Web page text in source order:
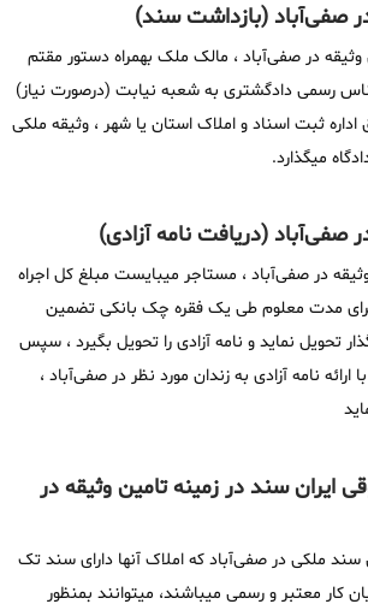
وثیقه در صفی‌آباد ، مالک ملک بهمراه دستور مقتم
رسمی دادگشتری به شعبه نیابت (درصورت نیاز)
ثبت اسناد و املاک استان یا شهر ، وثیقه ملکی
میگذارد.
وثیقه در صفی‌آباد ، مستاجر میبایست مبلغ کل اجراه
برای مدت معلوم طی یک فقره چک بانکی تضمین
تحویل نماید و نامه آزادی را تحویل بگیرد ، سپس
ارائه نامه آزادی به زندان مورد نظر در صفی‌آباد ،
ایران سند در زمینه تامین وثیقه در
سند ملکی در صفی‌آباد که املاک آنها دارای سند تک
پایان کار معتبر و رسمی میباشند، میتوانند بمنظور